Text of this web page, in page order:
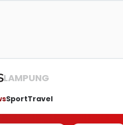
LAMPUNG
SportTravel